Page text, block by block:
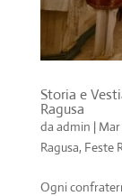
Storia e
Ragusa
da admin |
Ragusa, Feste
Ogni